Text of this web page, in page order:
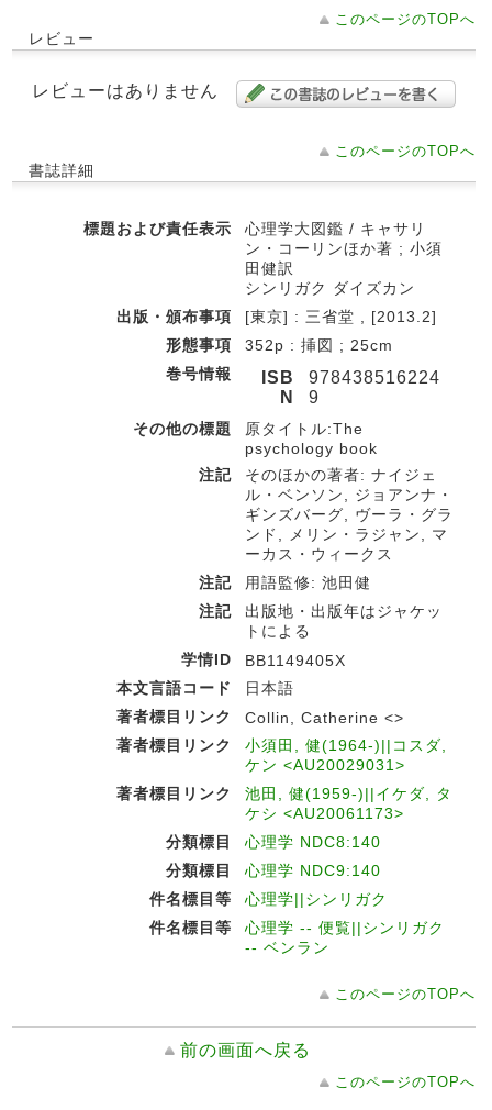
このページのTOPへ
レビュー
レビューはありません
このページのTOPへ
書誌詳細
標題および責任表示
心理学大図鑑 / キャサリ
ン・コーリンほか著 ; 小須
田健訳
シンリガク ダイズカン
出版・頒布事項
[東京] : 三省堂 , [2013.2]
形態事項
352p : 挿図 ; 25cm
巻号情報
ISB
N
978438516224
9
その他の標題
原タイトル:The
psychology book
注記
そのほかの著者: ナイジェ
ル・ベンソン, ジョアンナ・
ギンズバーグ, ヴーラ・グラ
ンド, メリン・ラジャン, マ
ーカス・ウィークス
注記
用語監修: 池田健
注記
出版地・出版年はジャケッ
トによる
学情ID
BB1149405X
本文言語コード
日本語
著者標目リンク
Collin, Catherine <>
著者標目リンク
小須田, 健(1964-)||コスダ,
ケン <AU20029031>
著者標目リンク
池田, 健(1959-)||イケダ, タ
ケシ <AU20061173>
分類標目
心理学 NDC8:140
分類標目
心理学 NDC9:140
件名標目等
心理学||シンリガク
件名標目等
心理学 -- 便覧||シンリガク
-- ベンラン
このページのTOPへ
前の画面へ戻る
このページのTOPへ